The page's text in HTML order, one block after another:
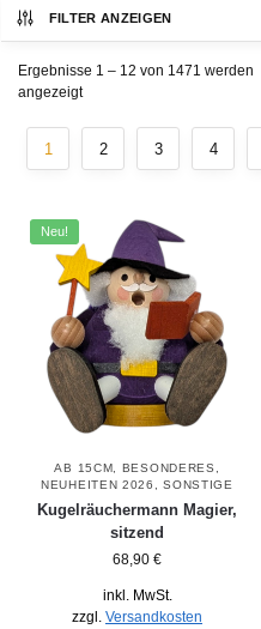
FILTER ANZEIGEN
Ergebnisse 1 – 12 von 1471 werden
angezeigt
1 2 3 4
Neu!
AB 15CM BESONDERES
NEUHEITEN 2026
,SONSTIGE
Kugelräuchermann Magier,
sitzend
68,90 €
inkl. MwSt.
zzgl. Versandkosten